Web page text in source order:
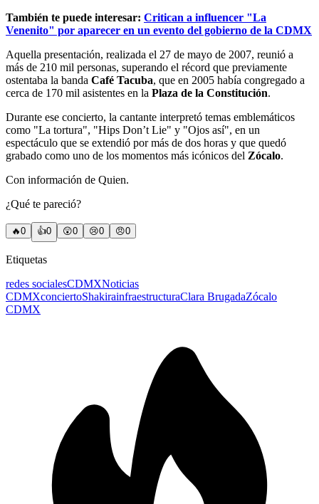
También te puede interesar: Critican a influencer "La
Venenito" por aparecer en un evento del gobierno de la CDMX
Aquella presentación, realizada el 27 de mayo de 2007, reunió a
más de 210 mil personas, superando el récord que previamente
ostentaba la banda Café Tacuba, que en 2005 había congregado a
cerca de 170 mil asistentes en la Plaza de la Constitución.
Durante ese concierto, la cantante interpretó temas emblemáticos
como "La tortura", "Hips Don’t Lie" y "Ojos así", en un
espectáculo que se extendió por más de dos horas y que quedó
grabado como uno de los momentos más icónicos del Zócalo.
Con información de Quien.
¿Qué te pareció?
🔥0 👍0 😲0 😢0 😠0
Etiquetas
redes socialesCDMXNoticias
CDMXconciertoShakirainfraestructuraClara BrugadaZócalo
CDMX